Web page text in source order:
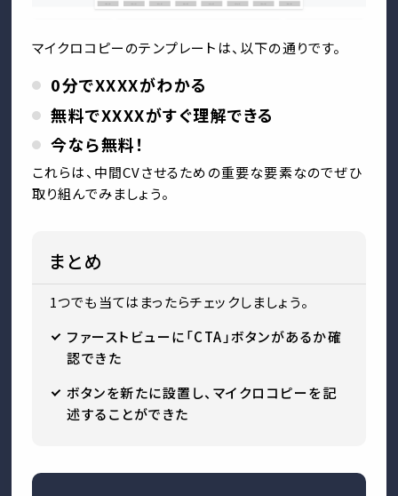
マイクロコピーのテンプレートは、以下の通りです。
0分でXXXXがわかる
無料でXXXXがすぐ理解できる
今なら無料！
これらは、中間CVさせるための重要な要素なのでぜひ
取り組んでみましょう。
まとめ
1つでも当てはまったらチェックしましょう。
ファーストビューに「CTA」ボタンがあるか確
認できた
ボタンを新たに設置し、マイクロコピーを記
述することができた